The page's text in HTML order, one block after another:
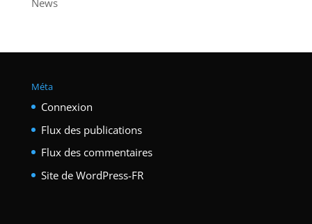
News
Méta
Connexion
Flux des publications
Flux des commentaires
Site de WordPress-FR